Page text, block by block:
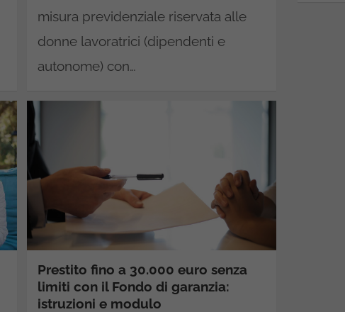
misura previdenziale riservata alle
donne lavoratrici (dipendenti e
autonome) con…
Prestito fino a 30.000 euro senza
limiti con il Fondo di garanzia:
istruzioni e modulo